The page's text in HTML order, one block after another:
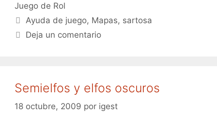
Juego de Rol
Etiquetas
Ayuda de juego, Mapas, sartosa
Deja un comentario
Semielfos y elfos oscuros
18 octubre, 2009 por igest